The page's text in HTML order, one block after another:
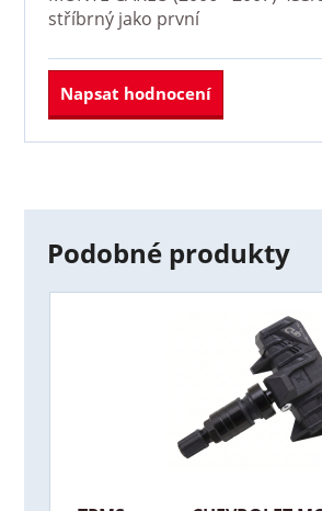
stříbrnýjako první
Napsat hodnocení
Podobné produkty